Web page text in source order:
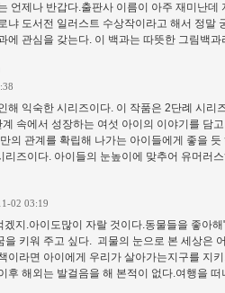
언제나 반갑다.출판사 이름이 아주 재미난데
냐 도서전 일러스트 수상작이라고 해서 정말
에 관심을 갖는다. 이 백과는 따뜻한 그림백
해 익숙한 시리즈이다. 이 작품은 2단례 시리
속에서 성장하는 여섯 아이의 이야기를 담
의 관계를 확립해 나가는 아이들에게 좋을
즈이다. 아이들의 눈높이에 맞추어 유머러
02 03:19
지.아이도많이 자랄 것이다.동물들을 좋아
키워 주고 싶다. 괴물의 눈으로 본 세상은
이라면 아이에게 우리가 살아가는지구를 지
후 해외는 발걸음을 해 본적이 없다.여행을 떠